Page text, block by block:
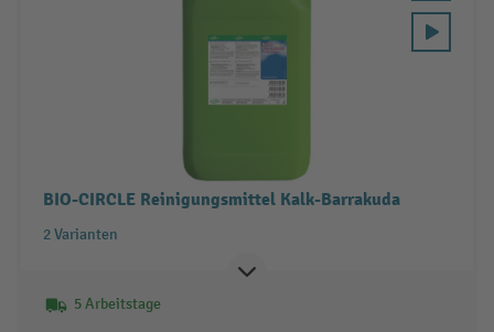
BIO-CIRCLE Reinigungsmittel Kalk-Barrakuda
2 Varianten
5 Arbeitstage